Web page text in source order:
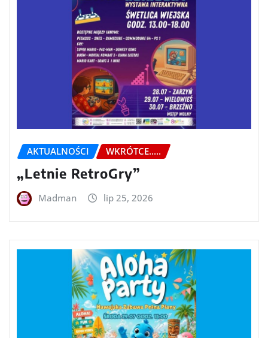
AKTUALNOŚCI WKRÓTCE.....
„Letnie RetroGry”
Madman lip 25, 2026